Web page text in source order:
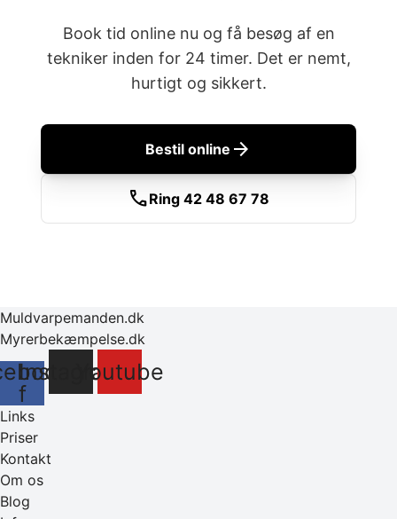
Book tid online nu og få besøg af en
tekniker inden for 24 timer. Det er nemt,
hurtigt og sikkert.
Bestil online arrow_forward
callRing 42 48 67 78
Muldvarpemanden.dk
Myrerbekæmpelse.dk
f
InstagramYoutube
Links
Priser
Kontakt
Om os
Blog